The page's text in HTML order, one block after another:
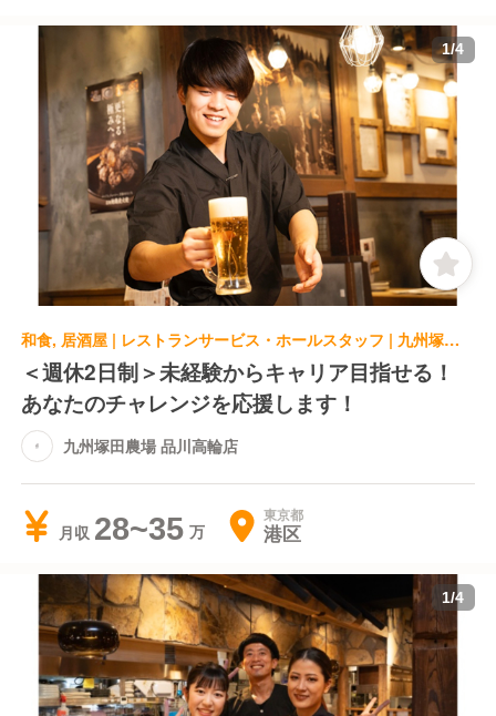
1/4
和食, 居酒屋 | レストランサービス・ホールスタッフ | 九州塚田農場 品川高輪店
＜週休2日制＞未経験からキャリア目指せる！
あなたのチャレンジを応援します！
九州塚田農場 品川高輪店
月収 28~35 東京都
港区
1/4